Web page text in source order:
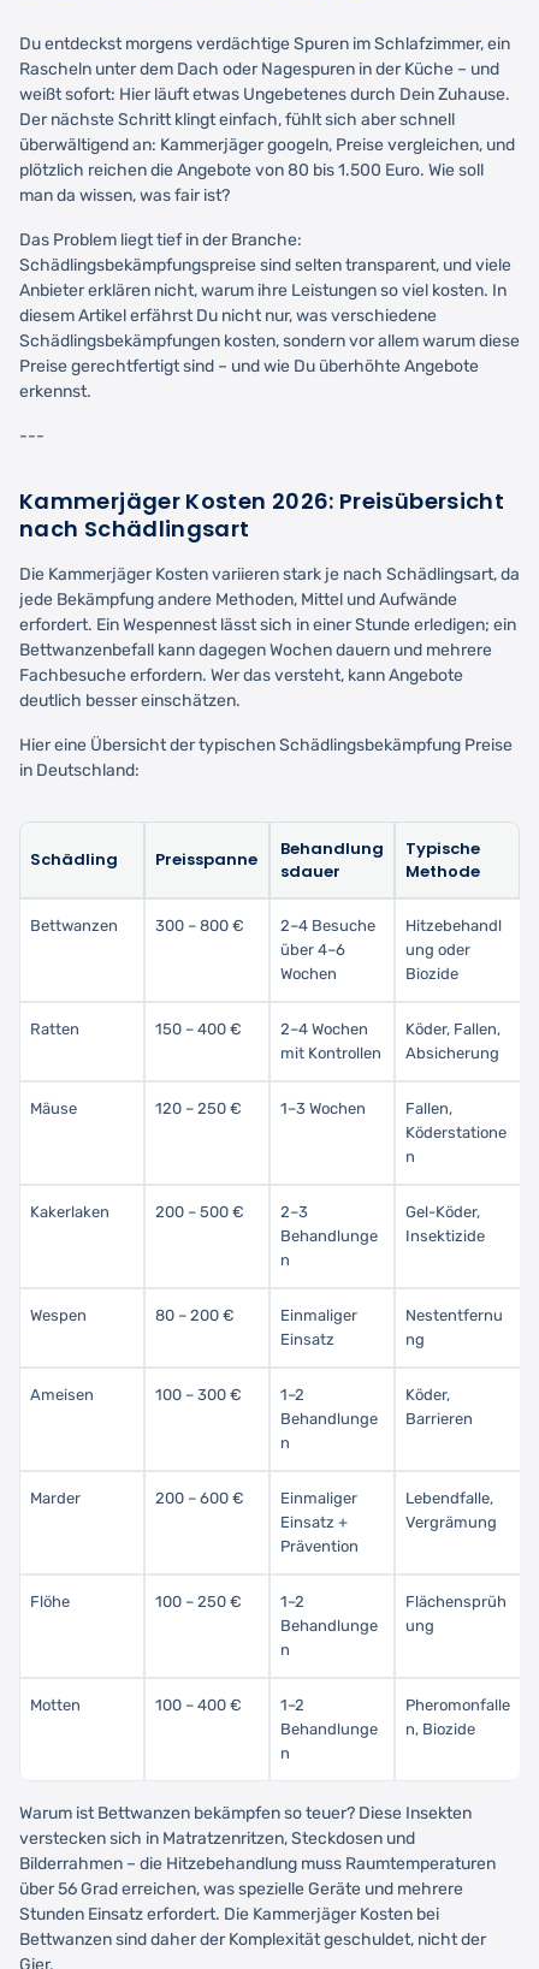
Du entdeckst morgens verdächtige Spuren im Schlafzimmer, ein
Rascheln unter dem Dach oder Nagespuren in der Küche – und
weißt sofort: Hier läuft etwas Ungebetenes durch Dein Zuhause.
Der nächste Schritt klingt einfach, fühlt sich aber schnell
überwältigend an: Kammerjäger googeln, Preise vergleichen, und
plötzlich reichen die Angebote von 80 bis 1.500 Euro. Wie soll
man da wissen, was fair ist?
Das Problem liegt tief in der Branche:
Schädlingsbekämpfungspreise sind selten transparent, und viele
Anbieter erklären nicht, warum ihre Leistungen so viel kosten. In
diesem Artikel erfährst Du nicht nur, was verschiedene
Schädlingsbekämpfungen kosten, sondern vor allem warum diese
Preise gerechtfertigt sind – und wie Du überhöhte Angebote
erkennst.
---
Kammerjäger Kosten 2026: Preisübersicht
nach Schädlingsart
Die Kammerjäger Kosten variieren stark je nach Schädlingsart, da
jede Bekämpfung andere Methoden, Mittel und Aufwände
erfordert. Ein Wespennest lässt sich in einer Stunde erledigen; ein
Bettwanzenbefall kann dagegen Wochen dauern und mehrere
Fachbesuche erfordern. Wer das versteht, kann Angebote
deutlich besser einschätzen.
Hier eine Übersicht der typischen Schädlingsbekämpfung Preise
in Deutschland:
Schädling Preisspanne
Behandlung
sdauer
Typische
Methode
Bettwanzen 300 – 800 €
2–4 Besuche
über 4–6
Wochen
Hitzebehandl
ung oder
Biozide
Ratten 150 – 400 €
2–4 Wochen
mit Kontrollen
Köder, Fallen,
Absicherung
Mäuse 120 – 250 € 1–3 Wochen
Fallen,
Köderstatione
n
Kakerlaken 200 – 500 €
2–3
Behandlunge
n
Gel-Köder,
Insektizide
Wespen 80 – 200 €
Einmaliger
Einsatz
Nestentfernu
ng
Ameisen 100 – 300 €
1–2
Behandlunge
n
Köder,
Barrieren
Marder 200 – 600 €
Einmaliger
Einsatz +
Prävention
Lebendfalle,
Vergrämung
Flöhe 100 – 250 €
1–2
Behandlunge
n
Flächensprüh
ung
Motten 100 – 400 €
1–2
Behandlunge
n
Pheromonfalle
n, Biozide
Warum ist Bettwanzen bekämpfen so teuer? Diese Insekten
verstecken sich in Matratzenritzen, Steckdosen und
Bilderrahmen – die Hitzebehandlung muss Raumtemperaturen
über 56 Grad erreichen, was spezielle Geräte und mehrere
Stunden Einsatz erfordert. Die Kammerjäger Kosten bei
Bettwanzen sind daher der Komplexität geschuldet, nicht der
Gier.